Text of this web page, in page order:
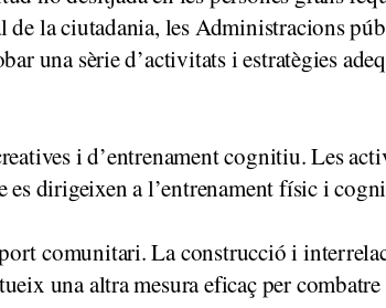
la ciutadania, les Administracions
una sèrie d’activitats i estratègies
i d’entrenament cognitiu. Les
es dirigeixen a l’entrenament físic i
comunitari. La construcció i
una altra mesura eficaç per